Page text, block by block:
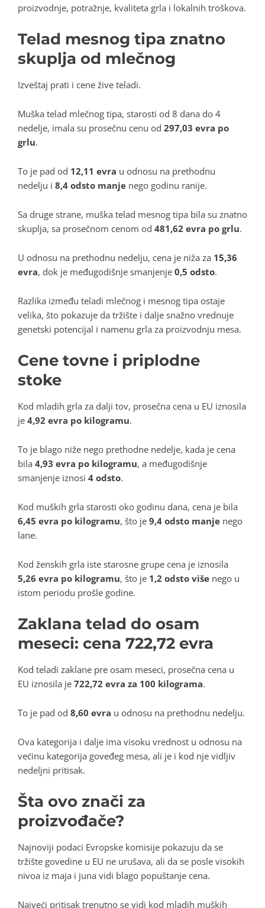
proizvodnje, potražnje, kvaliteta grla i lokalnih troškova.
Telad mesnog tipa znatno
skuplja od mlečnog
Izveštaj prati i cene žive teladi.
Muška telad mlečnog tipa, starosti od 8 dana do 4
nedelje, imala su prosečnu cenu od 297,03 evra po
grlu.
To je pad od 12,11 evra u odnosu na prethodnu
nedelju i 8,4 odsto manje nego godinu ranije.
Sa druge strane, muška telad mesnog tipa bila su znatno
skuplja, sa prosečnom cenom od 481,62 evra po grlu.
U odnosu na prethodnu nedelju, cena je niža za 15,36
evra, dok je međugodišnje smanjenje 0,5 odsto.
Razlika između teladi mlečnog i mesnog tipa ostaje
velika, što pokazuje da tržište i dalje snažno vrednuje
genetski potencijal i namenu grla za proizvodnju mesa.
Cene tovne i priplodne
stoke
Kod mladih grla za dalji tov, prosečna cena u EU iznosila
je 4,92 evra po kilogramu.
To je blago niže nego prethodne nedelje, kada je cena
bila 4,93 evra po kilogramu, a međugodišnje
smanjenje iznosi 4 odsto.
Kod muških grla starosti oko godinu dana, cena je bila
6,45 evra po kilogramu, što je 9,4 odsto manje nego
lane.
Kod ženskih grla iste starosne grupe cena je iznosila
5,26 evra po kilogramu, što je 1,2 odsto više nego u
istom periodu prošle godine.
Zaklana telad do osam
meseci: cena 722,72 evra
Kod teladi zaklane pre osam meseci, prosečna cena u
EU iznosila je 722,72 evra za 100 kilograma.
To je pad od 8,60 evra u odnosu na prethodnu nedelju.
Ova kategorija i dalje ima visoku vrednost u odnosu na
većinu kategorija goveđeg mesa, ali je i kod nje vidljiv
nedeljni pritisak.
Šta ovo znači za
proizvođače?
Najnoviji podaci Evropske komisije pokazuju da se
tržište govedine u EU ne urušava, ali da se posle visokih
nivoa iz maja i juna vidi blago popuštanje cena.
Najveći pritisak trenutno se vidi kod mladih muških